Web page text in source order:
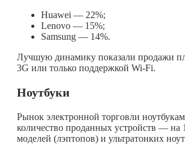
Huawei — 22%;
Lenovo — 15%;
Samsung — 14%.
Лучшую динамику показали продажи
3G или только поддержкой Wi-Fi.
Ноутбуки
Рынок электронной торговли
количество проданных устройств — на
моделей (лэптопов) и ультратонких